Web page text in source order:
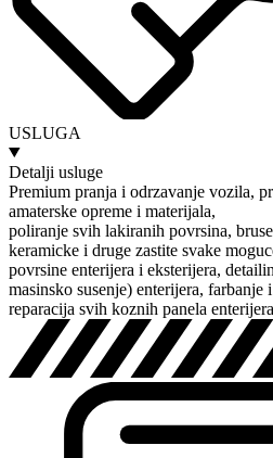
USLUGA
Detalji usluge
Premium pranja i odrzavanje vozila,
amaterske opreme i materijala,
poliranje svih lakiranih povrsina,
keramicke i druge zastite svake
povrsine enterijera i eksterijera,
masinsko susenje) enterijera, farbanje i
reparacija svih koznih panela